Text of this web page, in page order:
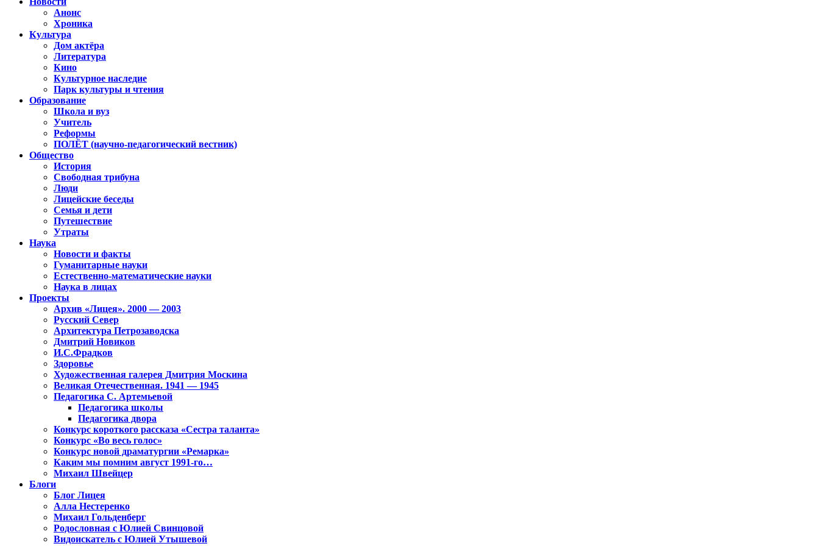
Анонс
Хроника
Культура
Дом актёра
Литература
Кино
Культурное наследие
Парк культуры и чтения
Образование
Школа и вуз
Учитель
Реформы
ПОЛЁТ (научно-педагогический вестник)
Общество
История
Свободная трибуна
Люди
Лицейские беседы
Семья и дети
Путешествие
Утраты
Наука
Новости и факты
Гуманитарные науки
Естественно-математические науки
Наука в лицах
Проекты
Архив «Лицея». 2000 — 2003
Русский Север
Архитектура Петрозаводска
Дмитрий Новиков
И.С.Фрадков
Здоровье
Художественная галерея Дмитрия Москина
Великая Отечественная. 1941 — 1945
Педагогика С. Артемьевой
Педагогика школы
Педагогика двора
Конкурс короткого рассказа «Сестра таланта»
Конкурс «Во весь голос»
Конкурс новой драматургии «Ремарка»
Каким мы помним август 1991-го…
Михаил Швейцер
Блоги
Блог Лицея
Алла Нестеренко
Михаил Гольденберг
Родословная с Юлией Свинцовой
Видоискатель с Юлией Утышевой